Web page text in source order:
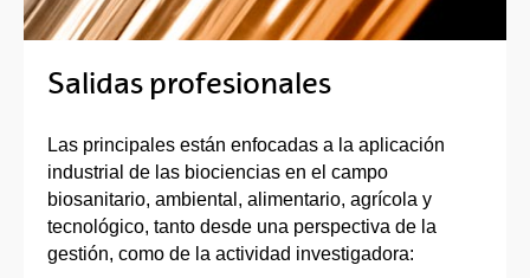
Salidas profesionales
Las principales están enfocadas a la aplicación
industrial de las biociencias en el campo
biosanitario, ambiental, alimentario, agrícola y
tecnológico, tanto desde una perspectiva de la
gestión, como de la actividad investigadora: